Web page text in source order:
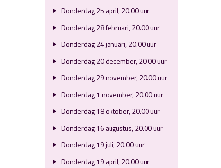
Donderdag 25 april, 20.00 uur
Donderdag 28 februari, 20.00 uur
Donderdag 24 januari, 20.00 uur
Donderdag 20 december, 20.00 uur
Donderdag 29 november, 20.00 uur
Donderdag 1 november, 20.00 uur
Donderdag 18 oktober, 20.00 uur
Donderdag 16 augustus, 20.00 uur
Donderdag 19 juli, 20.00 uur
Donderdag 19 april, 20.00 uur